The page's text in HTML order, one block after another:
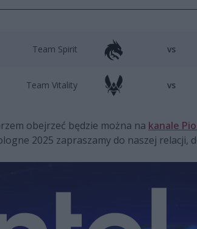
Team Spirit vs
Team Vitality vs
obejrzeć będzie można na kanale
2025 zapraszamy do naszej